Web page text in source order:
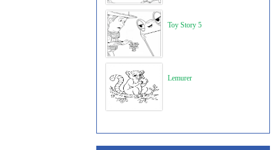
Toy Story 5
Lemurer